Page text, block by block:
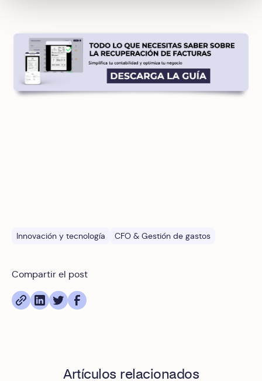
Las cookies de este sitio web se usan para personalizar
el contenido y los anuncios, ofrecer funciones de redes
sociales y analizar el tráfico. Además, compartimos
Compartir el post
Innovación y tecnología CFO & Gestión de gastos
Artículos relacionados